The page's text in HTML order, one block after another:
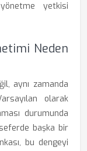
yetkisi
Neden
aynı zamanda
olarak
durumunda
başka bir
bu dengeyi